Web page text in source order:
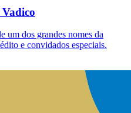
um dos grandes nomes da
e convidados especiais.